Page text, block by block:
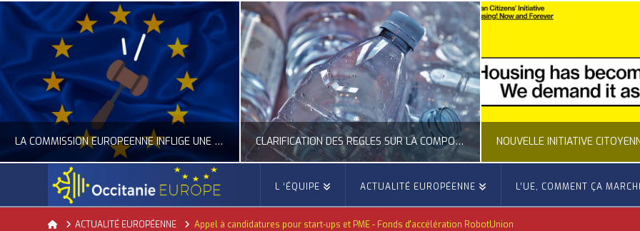
LA COMMISSION EUROPÉENNE INFLIGE UNE AMENDE RECORD À GOOGLE CLARIFICATION DES RÈGLES SUR LA COMPOSITION DES BOUTEILLES PLASTIQUES NOUVELLE INITIATIVE CITOYENNE EUROPÉENNE SUR LE LOGEMENT
L ‘ÉQUIPE ACTUALITÉ EUROPÉENNE L’UE, COMMENT ÇA
HomeACTUALITÉ EUROPÉENNE Appel à candidatures pour start-ups et PME - Fonds d'accélération RobotUnion